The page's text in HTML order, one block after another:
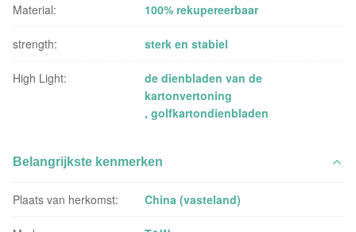
Material: 100% rekupereerbaar
strength: sterk en stabiel
High Light:
de dienbladen van de
kartonvertoning
,golfkartondienbladen
Belangrijkste kenmerken
Plaats van herkomst: China (vasteland)